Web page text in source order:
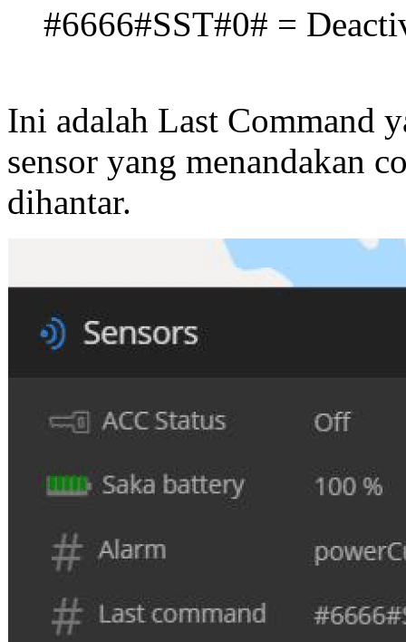
#6666#SST#0# =
Ini adalah Last Command
sensor yang menandakan
dihantar.